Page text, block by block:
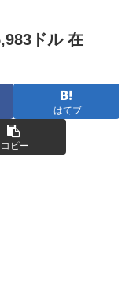
ドル 在
はてブ
コピー